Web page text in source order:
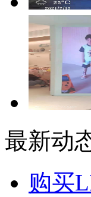
最新动
购买